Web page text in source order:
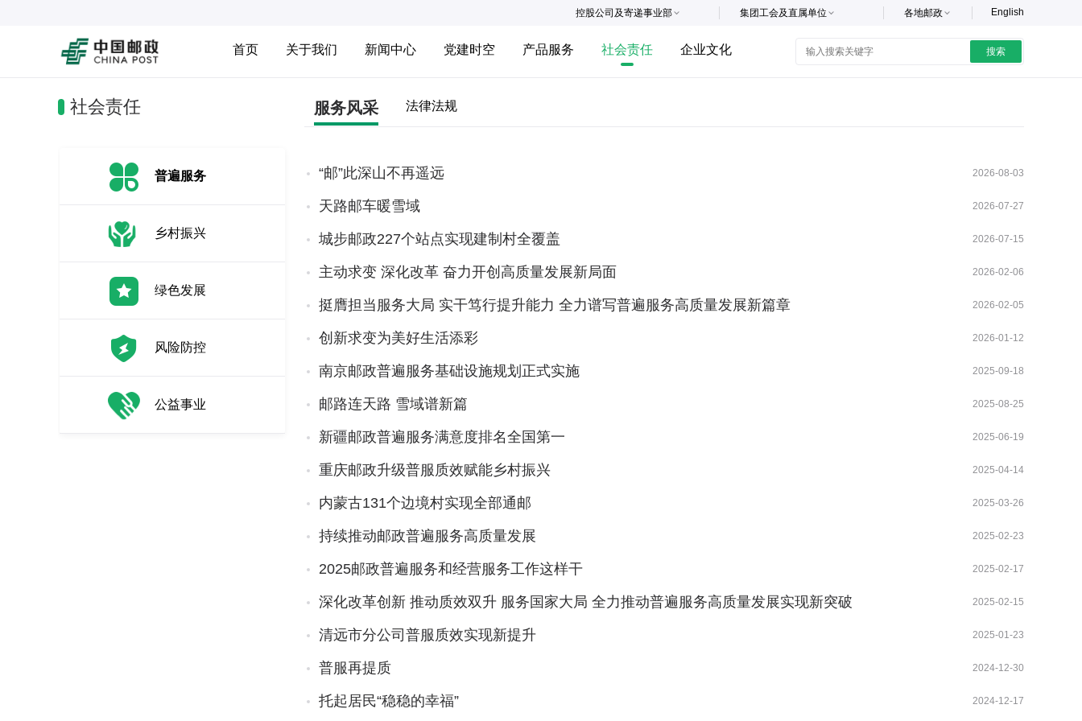
English
各地邮政
集团工会及直属单位
控股公司及寄递事业部
首页 关于我们 新闻中心 党建时空 产品服务 社会责任 企业文化 搜索
社会责任
普遍服务
乡村振兴
绿色发展
风险防控
公益事业
服务风采 法律法规
“邮”此深山不再遥远 2026-08-03
天路邮车暖雪域 2026-07-27
城步邮政227个站点实现建制村全覆盖 2026-07-15
主动求变 深化改革 奋力开创高质量发展新局面 2026-02-06
挺膺担当服务大局 实干笃行提升能力 全力谱写普遍服务高质量发展新篇章 2026-02-05
创新求变为美好生活添彩 2026-01-12
南京邮政普遍服务基础设施规划正式实施 2025-09-18
邮路连天路 雪域谱新篇 2025-08-25
新疆邮政普遍服务满意度排名全国第一 2025-06-19
重庆邮政升级普服质效赋能乡村振兴 2025-04-14
内蒙古131个边境村实现全部通邮 2025-03-26
持续推动邮政普遍服务高质量发展 2025-02-23
2025邮政普遍服务和经营服务工作这样干 2025-02-17
深化改革创新 推动质效双升 服务国家大局 全力推动普遍服务高质量发展实现新突破 2025-02-15
清远市分公司普服质效实现新提升 2025-01-23
普服再提质 2024-12-30
托起居民“稳稳的幸福” 2024-12-17